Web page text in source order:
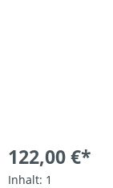
122,00 €*
Inhalt: 1